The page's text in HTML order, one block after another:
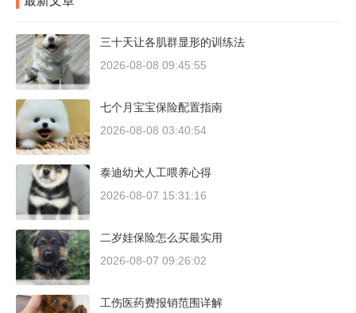
三十天让各肌群显形的训练法
2026-08-08 09:45:55
七个月宝宝保险配置指南
2026-08-08 03:40:54
泰迪幼犬人工喂养心得
2026-08-07 15:31:16
二岁娃保险怎么买最实用
2026-08-07 09:26:02
工伤医药费报销范围详解